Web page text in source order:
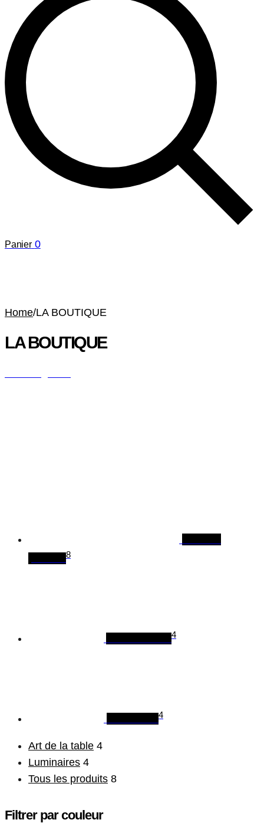
Panier 0
Home/LA BOUTIQUE
LA BOUTIQUE
8
4
4
Art de la table 4
Luminaires 4
Tous les produits 8
Filtrer par couleur